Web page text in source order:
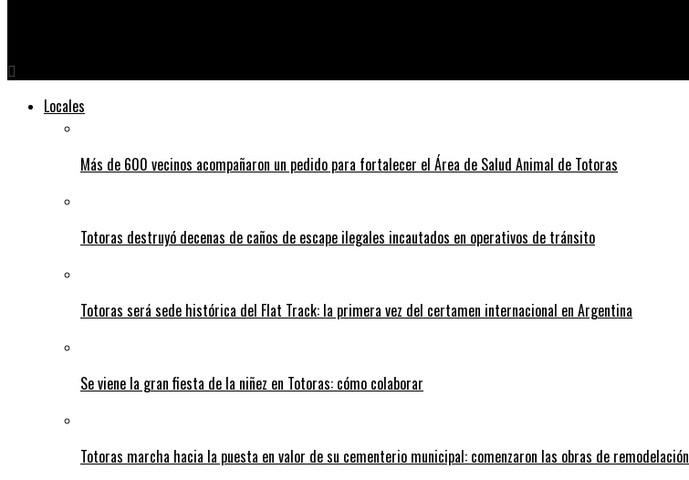
Locales
Más de 600 vecinos acompañaron un pedido para fortalecer el Área de Salud Animal de Totoras
Totoras destruyó decenas de caños de escape ilegales incautados en operativos de tránsito
Totoras será sede histórica del Flat Track: la primera vez del certamen internacional en Argentina
Se viene la gran fiesta de la niñez en Totoras: cómo colaborar
Totoras marcha hacia la puesta en valor de su cementerio municipal: comenzaron las obras de remodelación